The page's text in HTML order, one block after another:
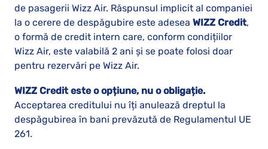
de pasagerii Wizz Air. Răspunsul implicit al companiei
la o cerere de despăgubire este adesea WIZZ Credit,
o formă de credit intern care, conform condițiilor
Wizz Air, este valabilă 2 ani și se poate folosi doar
pentru rezervări pe Wizz Air.
WIZZ Credit este o opțiune, nu o obligație.
Acceptarea creditului nu îți anulează dreptul la
despăgubirea în bani prevăzută de Regulamentul UE
261.